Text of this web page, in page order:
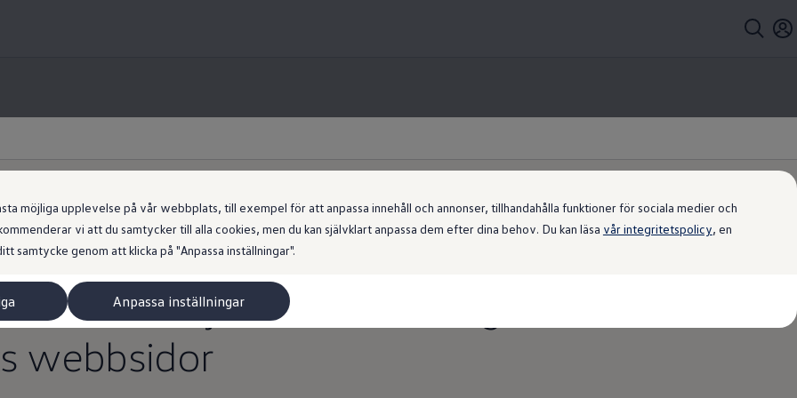
möjliga upplevelse på vår webbplats, till exempel för att anpassa innehåll och annonser, tillhandahålla funktioner för sociala medier och
vi att du samtycker till alla cookies, men du kan självklart anpassa dem efter dina behov. Du kan läsa vår integritetspolicy, en
samtycke genom att klicka på "Anpassa inställningar".
Anpassa inställningar
VolkswagenAG
& Juridisk information
för We Charge-Feature-
som erbjuds av
webbsidor